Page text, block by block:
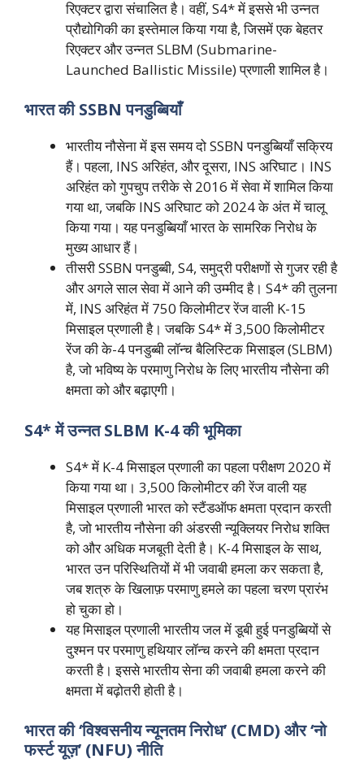
रिएक्टर द्वारा संचालित है। वहीं, S4* में इससे भी उन्नत
प्रौद्योगिकी का इस्तेमाल किया गया है, जिसमें एक बेहतर
रिएक्टर और उन्नत SLBM (Submarine-
Launched Ballistic Missile) प्रणाली शामिल है।
भारत की SSBN पनडुब्बियाँ
भारतीय नौसेना में इस समय दो SSBN पनडुब्बियाँ सक्रिय
हैं। पहला, INS अरिहंत, और दूसरा, INS अरिघाट। INS
अरिहंत को गुपचुप तरीके से 2016 में सेवा में शामिल किया
गया था, जबकि INS अरिघाट को 2024 के अंत में चालू
किया गया। यह पनडुब्बियाँ भारत के सामरिक निरोध के
मुख्य आधार हैं।
तीसरी SSBN पनडुब्बी, S4, समुद्री परीक्षणों से गुजर रही है
और अगले साल सेवा में आने की उम्मीद है। S4* की तुलना
में, INS अरिहंत में 750 किलोमीटर रेंज वाली K-15
मिसाइल प्रणाली है। जबकि S4* में 3,500 किलोमीटर
रेंज की के-4 पनडुब्बी लॉन्च बैलिस्टिक मिसाइल (SLBM)
है, जो भविष्य के परमाणु निरोध के लिए भारतीय नौसेना की
क्षमता को और बढ़ाएगी।
S4* में उन्नत SLBM K-4 की भूमिका
S4* में K-4 मिसाइल प्रणाली का पहला परीक्षण 2020 में
किया गया था। 3,500 किलोमीटर की रेंज वाली यह
मिसाइल प्रणाली भारत को स्टैंडऑफ क्षमता प्रदान करती
है, जो भारतीय नौसेना की अंडरसी न्यूक्लियर निरोध शक्ति
को और अधिक मजबूती देती है। K-4 मिसाइल के साथ,
भारत उन परिस्थितियों में भी जवाबी हमला कर सकता है,
जब शत्रु के खिलाफ़ परमाणु हमले का पहला चरण प्रारंभ
हो चुका हो।
यह मिसाइल प्रणाली भारतीय जल में डूबी हुई पनडुब्बियों से
दुश्मन पर परमाणु हथियार लॉन्च करने की क्षमता प्रदान
करती है। इससे भारतीय सेना की जवाबी हमला करने की
क्षमता में बढ़ोतरी होती है।
भारत की ‘विश्वसनीय न्यूनतम निरोध’ (CMD) और ‘नो
फर्स्ट यूज़’ (NFU) नीति